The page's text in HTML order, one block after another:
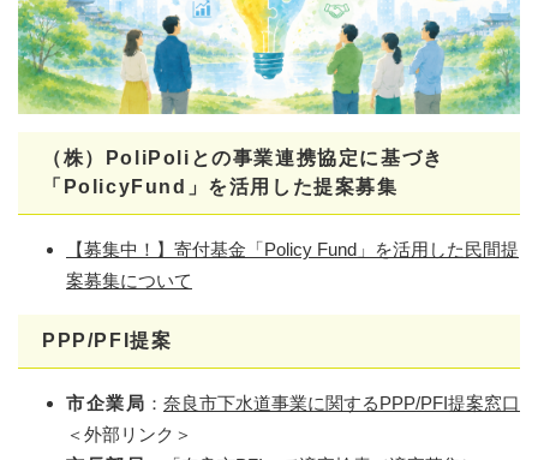
（株）PoliPoliとの事業連携協定に基づき
「PolicyFund」を活用した提案募集​
【募集中！】寄付基金「Policy Fund」を活用した民間提
案募集について​
PPP/PFI提案
市企業局 ： 奈良市下水道事業に関するPPP/PFI提案窓口
＜外部リンク＞